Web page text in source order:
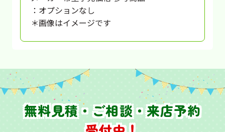
：オプションなし
＊画像はイメージです
無料見積・ご相談・来店予約